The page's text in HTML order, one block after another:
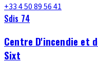
+33 4 50 89 56 41
Sdis 74
Centre D'incendie et
Sixt